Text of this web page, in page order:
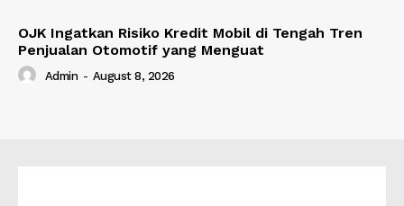
OJK Ingatkan Risiko Kredit Mobil di Tengah Tren
Penjualan Otomotif yang Menguat
Admin - August 8, 2026